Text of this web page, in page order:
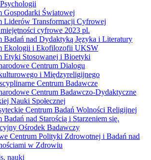
Gospodarki Światowej
Liderów Transformacji Cyfrowej
cyfrowe 2023 pl.
Badań nad Dydaktyką Języka i Literatury
Ekologii i Ekofilozofii UKSW
Etyki Stosowanej i Bioetyki
Centrum Dialogu
i Międzyreligijnego
Centrum Badawcze
Centrum Badawczo-Dydaktyczne
Nauki Społecznej
Centrum Badań Wolności Religijnej
Badań nad Starością i Starzeniem się.
Ośrodek Badawczy
Centrum Polityki Zdrowotnej i Badań nad
w Zdrowiu
nauki